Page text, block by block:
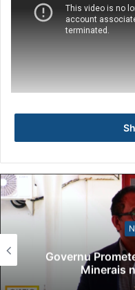
Notísia Kalan
Promete Tau
Minerais no Setór